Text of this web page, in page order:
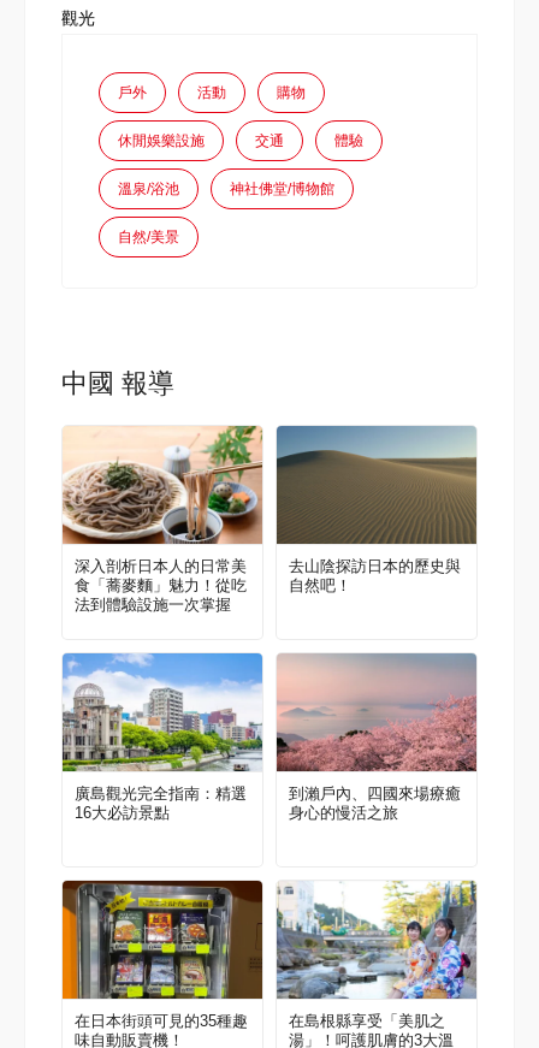
觀光
戶外 活動 購物
休閒娛樂設施 交通 體驗
溫泉/浴池 神社佛堂/博物館
自然/美景
中國 報導
深入剖析日本人的日常美
食「蕎麥麵」魅力！從吃
法到體驗設施一次掌握
去山陰探訪日本的歷史與
自然吧！
廣島觀光完全指南：精選
16大必訪景點
到瀨戶內、四國來場療癒
身心的慢活之旅
在日本街頭可見的35種趣
味自動販賣機！
在島根縣享受「美肌之
湯」！呵護肌膚的3大溫